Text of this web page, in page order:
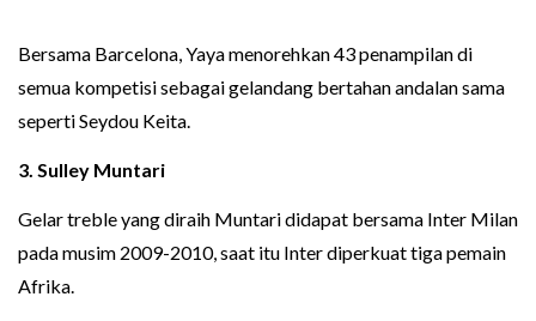
Bersama Barcelona, Yaya menorehkan 43 penampilan di
semua kompetisi sebagai gelandang bertahan andalan sama
seperti Seydou Keita.
3. Sulley Muntari
Gelar treble yang diraih Muntari didapat bersama Inter Milan
pada musim 2009-2010, saat itu Inter diperkuat tiga pemain
Afrika.